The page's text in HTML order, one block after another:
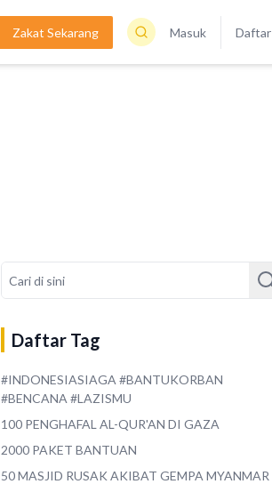
Zakat Sekarang Masuk Daftar
Daftar Tag
#INDONESIASIAGA #BANTUKORBAN
#BENCANA #LAZISMU
100 PENGHAFAL AL-QUR'AN DI GAZA
2000 PAKET BANTUAN
50 MASJID RUSAK AKIBAT GEMPA MYANMAR